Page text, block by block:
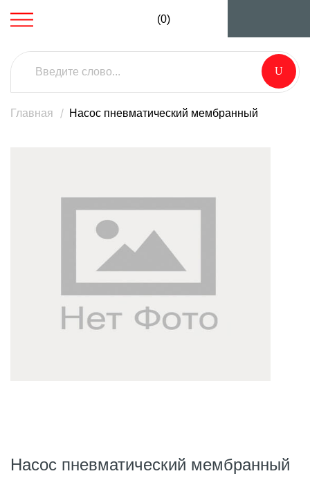
(0)
Главная Насос пневматический мембранный
Насос пневматический мембранный